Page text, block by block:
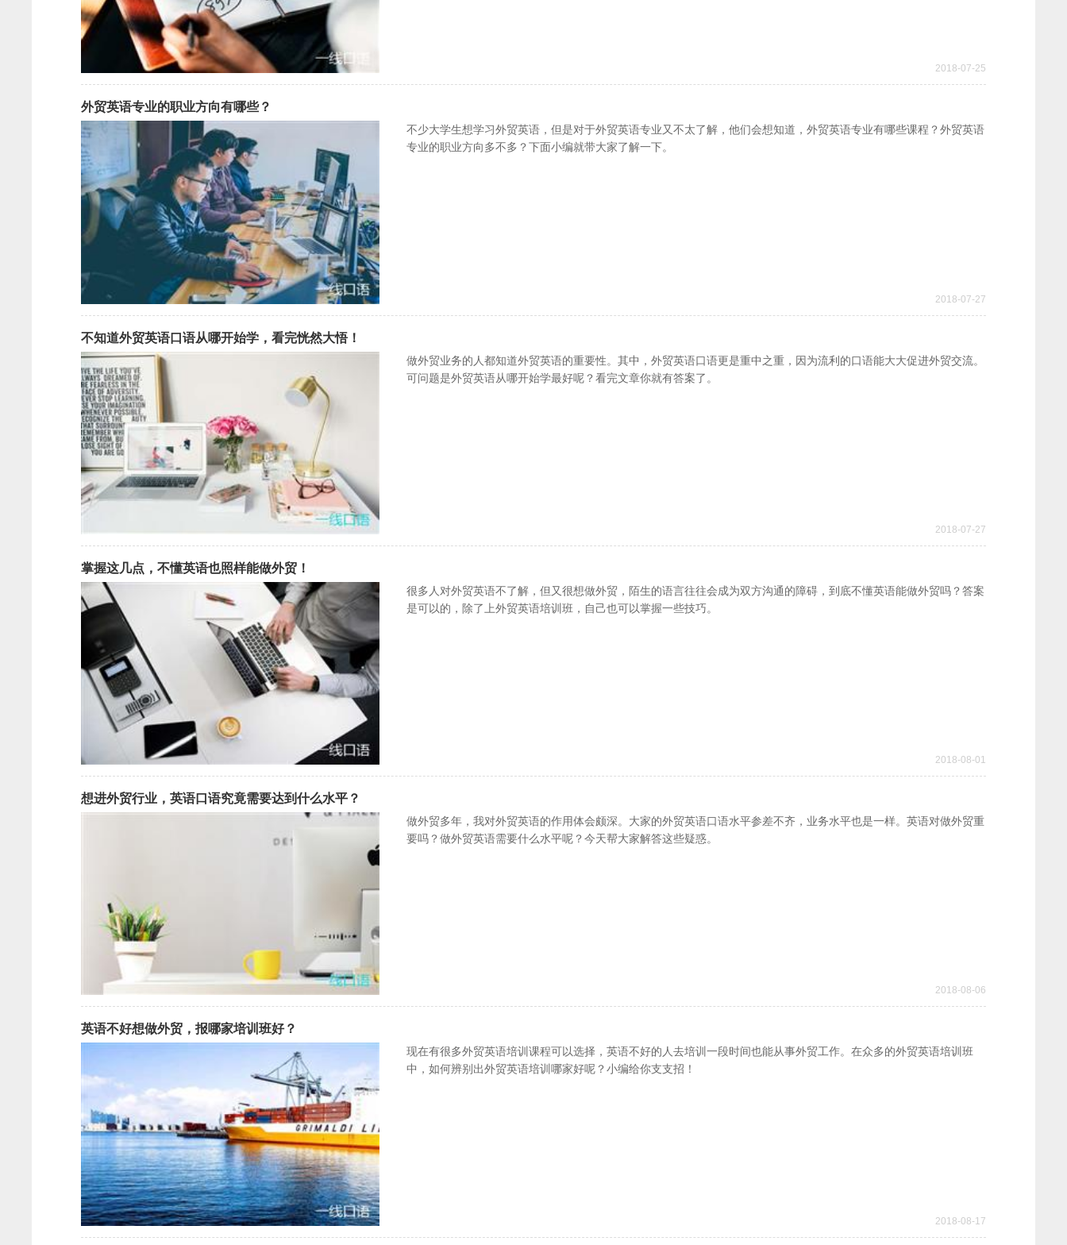
2018-07-25
外贸英语专业的职业方向有哪些？
不少大学生想学习外贸英语，但是对于外贸英语专业又不太了解，他们会想知道，外贸英语专业有哪些课程？外贸英语
专业的职业方向多不多？下面小编就带大家了解一下。
2018-07-27
不知道外贸英语口语从哪开始学，看完恍然大悟！
做外贸业务的人都知道外贸英语的重要性。其中，外贸英语口语更是重中之重，因为流利的口语能大大促进外贸交流。
可问题是外贸英语从哪开始学最好呢？看完文章你就有答案了。
2018-07-27
掌握这几点，不懂英语也照样能做外贸！
很多人对外贸英语不了解，但又很想做外贸，陌生的语言往往会成为双方沟通的障碍，到底不懂英语能做外贸吗？答案
是可以的，除了上外贸英语培训班，自己也可以掌握一些技巧。
2018-08-01
想进外贸行业，英语口语究竟需要达到什么水平？
做外贸多年，我对外贸英语的作用体会颇深。大家的外贸英语口语水平参差不齐，业务水平也是一样。英语对做外贸重
要吗？做外贸英语需要什么水平呢？今天帮大家解答这些疑惑。
2018-08-06
英语不好想做外贸，报哪家培训班好？
现在有很多外贸英语培训课程可以选择，英语不好的人去培训一段时间也能从事外贸工作。在众多的外贸英语培训班
中，如何辨别出外贸英语培训哪家好呢？小编给你支支招！
2018-08-17